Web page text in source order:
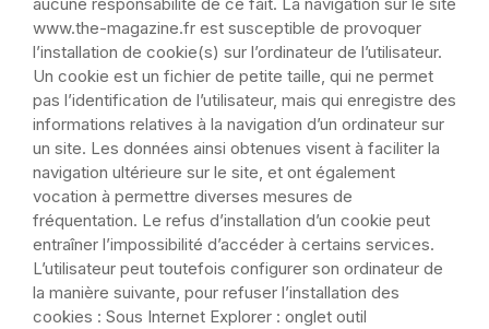
www.the-magazine.fr est susceptible de provoquer
l’installation de cookie(s) sur l’ordinateur de l’utilisateur.
Un cookie est un fichier de petite taille, qui ne permet
pas l’identification de l’utilisateur, mais qui enregistre des
informations relatives à la navigation d’un ordinateur sur
un site. Les données ainsi obtenues visent à faciliter la
navigation ultérieure sur le site, et ont également
vocation à permettre diverses mesures de
fréquentation. Le refus d’installation d’un cookie peut
entraîner l’impossibilité d’accéder à certains services.
L’utilisateur peut toutefois configurer son ordinateur de
la manière suivante, pour refuser l’installation des
cookies : Sous Internet Explorer : onglet outil